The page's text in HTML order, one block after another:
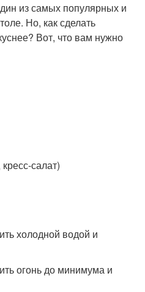
из самых популярных и
Но, как сделать
Вот, что вам нужно
салат)
холодной водой и
огонь до минимума и